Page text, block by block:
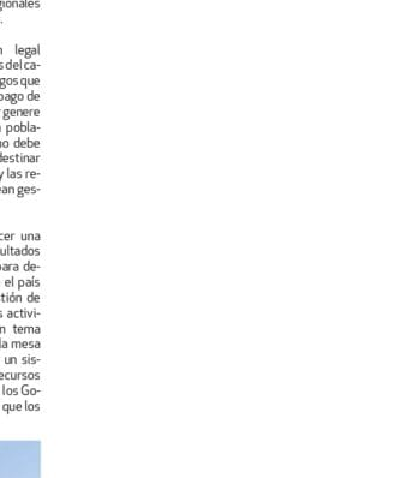
¿Cómo
ayudar?